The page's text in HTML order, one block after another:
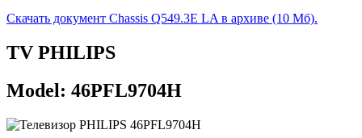
Скачать документ Chassis Q549.3E LA в архиве (10 Мб).
TV PHILIPS
Model: 46PFL9704H